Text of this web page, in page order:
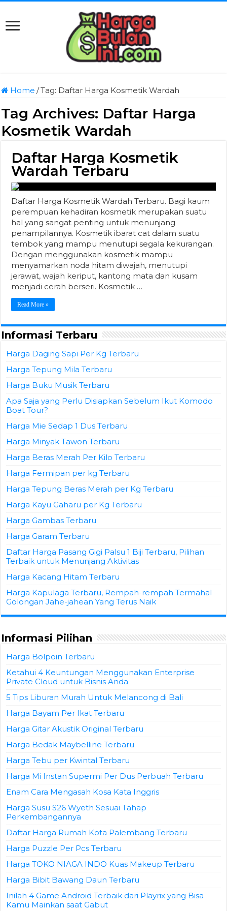
Home /Tag: Daftar Harga Kosmetik Wardah
Tag Archives: Daftar Harga
Kosmetik Wardah
Daftar Harga Kosmetik
Wardah Terbaru
Daftar Harga Kosmetik Wardah Terbaru. Bagi kaum
perempuan kehadiran kosmetik merupakan suatu
hal yang sangat penting untuk menunjang
penampilannya. Kosmetik ibarat cat dalam suatu
tembok yang mampu menutupi segala kekurangan.
Dengan menggunakan kosmetik mampu
menyamarkan noda hitam diwajah, menutupi
jerawat, wajah keriput, kantong mata dan kusam
menjadi cerah berseri. Kosmetik …
Read More »
Informasi Terbaru
Harga Daging Sapi Per Kg Terbaru
Harga Tepung Mila Terbaru
Harga Buku Musik Terbaru
Apa Saja yang Perlu Disiapkan Sebelum Ikut Komodo
Boat Tour?
Harga Mie Sedap 1 Dus Terbaru
Harga Minyak Tawon Terbaru
Harga Beras Merah Per Kilo Terbaru
Harga Fermipan per kg Terbaru
Harga Tepung Beras Merah per Kg Terbaru
Harga Kayu Gaharu per Kg Terbaru
Harga Gambas Terbaru
Harga Garam Terbaru
Daftar Harga Pasang Gigi Palsu 1 Biji Terbaru, Pilihan
Terbaik untuk Menunjang Aktivitas
Harga Kacang Hitam Terbaru
Harga Kapulaga Terbaru, Rempah-rempah Termahal
Golongan Jahe-jahean Yang Terus Naik
Informasi Pilihan
Harga Bolpoin Terbaru
Ketahui 4 Keuntungan Menggunakan Enterprise
Private Cloud untuk Bisnis Anda
5 Tips Liburan Murah Untuk Melancong di Bali
Harga Bayam Per Ikat Terbaru
Harga Gitar Akustik Original Terbaru
Harga Bedak Maybelline Terbaru
Harga Tebu per Kwintal Terbaru
Harga Mi Instan Supermi Per Dus Perbuah Terbaru
Enam Cara Mengasah Kosa Kata Inggris
Harga Susu S26 Wyeth Sesuai Tahap
Perkembangannya
Daftar Harga Rumah Kota Palembang Terbaru
Harga Puzzle Per Pcs Terbaru
Harga TOKO NIAGA INDO Kuas Makeup Terbaru
Harga Bibit Bawang Daun Terbaru
Inilah 4 Game Android Terbaik dari Playrix yang Bisa
Kamu Mainkan saat Gabut